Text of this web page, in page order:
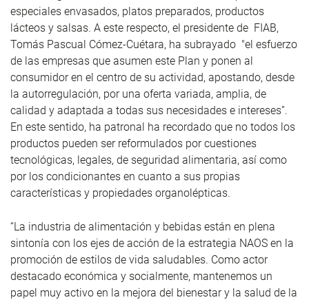
especiales envasados, platos preparados, productos
lácteos y salsas. A este respecto, el presidente de FIAB,
Tomás Pascual Cómez-Cuétara, ha subrayado "el esfuerzo
de las empresas que asumen este Plan y ponen al
consumidor en el centro de su actividad, apostando, desde
la autorregulación, por una oferta variada, amplia, de
calidad y adaptada a todas sus necesidades e intereses”.
En este sentido, ha patronal ha recordado que no todos los
productos pueden ser reformulados por cuestiones
tecnológicas, legales, de seguridad alimentaria, así como
por los condicionantes en cuanto a sus propias
características y propiedades organolépticas.
“La industria de alimentación y bebidas están en plena
sintonía con los ejes de acción de la estrategia NAOS en la
promoción de estilos de vida saludables. Como actor
destacado económica y socialmente, mantenemos un
papel muy activo en la mejora del bienestar y la salud de la